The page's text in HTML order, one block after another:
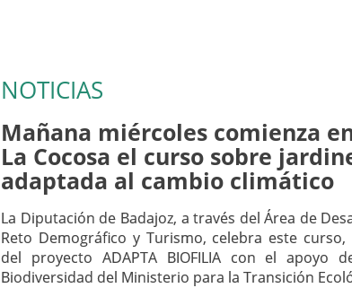
NOTICIAS
Mañana miércoles comienza en
La Cocosa el curso sobre
adaptada al cambio climático
La Diputación de Badajoz, a través del Área de
Reto Demográfico y Turismo, celebra este
del proyecto ADAPTA BIOFILIA con el apoyo
Biodiversidad del Ministerio para la Transición